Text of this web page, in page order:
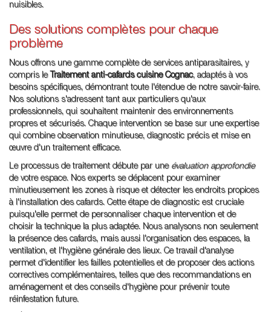
nuisibles.
Des solutions complètes pour chaque
problème
Nous offrons une gamme complète de services antiparasitaires, y
compris le Traitement anti-cafards cuisine Cognac, adaptés à vos
besoins spécifiques, démontrant toute l'étendue de notre savoir-faire.
Nos solutions s'adressent tant aux particuliers qu'aux
professionnels, qui souhaitent maintenir des environnements
propres et sécurisés. Chaque intervention se base sur une expertise
qui combine observation minutieuse, diagnostic précis et mise en
œuvre d'un traitement efficace.
Le processus de traitement débute par une évaluation approfondie
de votre espace. Nos experts se déplacent pour examiner
minutieusement les zones à risque et détecter les endroits propices
à l'installation des cafards. Cette étape de diagnostic est cruciale
puisqu'elle permet de personnaliser chaque intervention et de
choisir la technique la plus adaptée. Nous analysons non seulement
la présence des cafards, mais aussi l'organisation des espaces, la
ventilation, et l'hygiène générale des lieux. Ce travail d'analyse
permet d'identifier les failles potentielles et de proposer des actions
correctives complémentaires, telles que des recommandations en
aménagement et des conseils d'hygiène pour prévenir toute
réinfestation future.